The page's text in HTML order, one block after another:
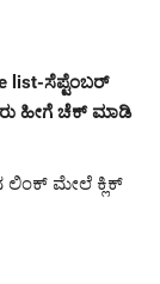
list-ಸೆಪ್ಟೆಂಬರ್
ಹೀಗೆ ಚೆಕ್ ಮಾಡಿ
ಲಿಂಕ್ ಮೇಲೆ ಕ್ಲಿಕ್